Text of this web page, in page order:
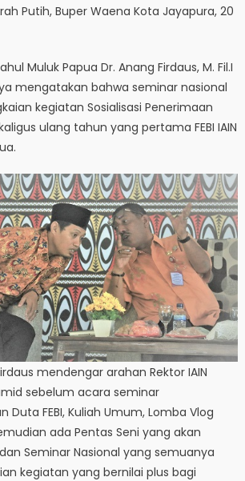
Putih, Buper Waena Kota Jayapura, 20
Muluk Papua Dr. Anang Firdaus, M. Fil.I
mengatakan bahwa seminar nasional
kegiatan Sosialisasi Penerimaan
ulang tahun yang pertama FEBI IAIN
mendengar arahan Rektor IAIN
sebelum acara seminar
Duta FEBI, Kuliah Umum, Lomba Vlog
ada Pentas Seni yang akan
Seminar Nasional yang semuanya
kegiatan yang bernilai plus bagi